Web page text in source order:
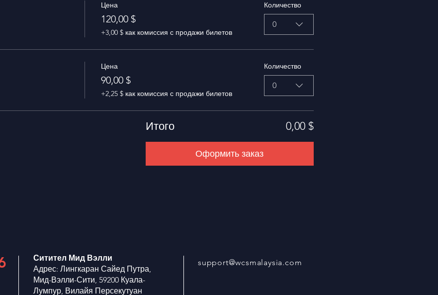
Цена
120,00 $
+3,00 $ как комиссия с продажи билетов
Количество
0
Цена
90,00 $
+2,25 $ как комиссия с продажи билетов
Количество
0
Итого 0,00 $
Оформить заказ
Ситител Мид Вэлли
Адрес: Лингкаран Сайед Путра,
Мид-Вэлли-Сити, 59200 Куала-
Лумпур, Вилайя Персекутуан
support@wcsmalaysia.com